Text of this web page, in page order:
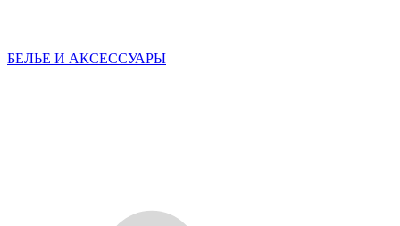
БЕЛЬЕ И АКСЕССУАРЫ